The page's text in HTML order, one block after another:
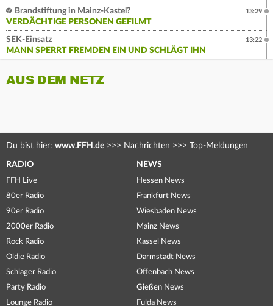
Brandstiftung in Mainz-Kastel?
VERDÄCHTIGE PERSONEN GEFILMT
13:29
SEK-Einsatz
MANN SPERRT FREMDEN EIN UND SCHLÄGT IHN
13:22
AUS DEM NETZ
Du bist hier: www.FFH.de >>> Nachrichten >>> Top-Meldungen
RADIO
FFH Live
80er Radio
90er Radio
2000er Radio
Rock Radio
Oldie Radio
Schlager Radio
Party Radio
Lounge Radio
NEWS
Hessen News
Frankfurt News
Wiesbaden News
Mainz News
Kassel News
Darmstadt News
Offenbach News
Gießen News
Fulda News